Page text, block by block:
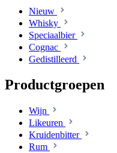
Nieuw
Whisky
Speciaalbier
Cognac
Gedistilleerd
Productgroepen
Wijn
Likeuren
Kruidenbitter
Rum